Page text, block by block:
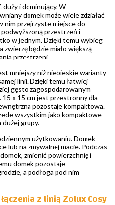
duży i dominujący. W
domek może wiele zdziałać
nim przejrzyste miejsce do
przestrzeń i
w jednym. Dzięki temu wybieg
zwierzę będzie miało większą
przestrzeni.
mniejszy niż niebieskie warianty
linii. Dzięki temu łatwiej
gęsto zagospodarowanym
x 15 cm jest przestronny dla
pozostaje kompaktowa.
wszystkim jako kompaktowe
dużej grupy.
użytkowaniu. Domek
lub na zmywalnej macie. Podczas
zmienić powierzchnię i
domek pozostaje
a podłoga pod nim
z linią Zolux Cosy